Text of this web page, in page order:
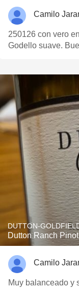
Camilo
250126 con vero
Godello suave.
DUTTON-
Dutton Ranch
Camilo
Muy balanceado y